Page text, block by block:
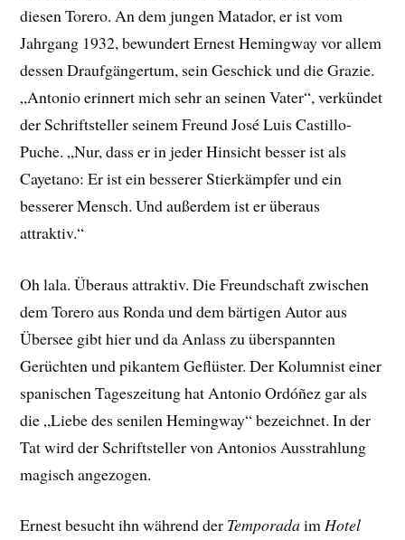
diesen Torero. An dem jungen Matador, er ist vom
Jahrgang 1932, bewundert Ernest Hemingway vor allem
dessen Draufgängertum, sein Geschick und die Grazie.
„Antonio erinnert mich sehr an seinen Vater“, verkündet
der Schriftsteller seinem Freund José Luis Castillo-
Puche. „Nur, dass er in jeder Hinsicht besser ist als
Cayetano: Er ist ein besserer Stierkämpfer und ein
besserer Mensch. Und außerdem ist er überaus
attraktiv.“
Oh lala. Überaus attraktiv. Die Freundschaft zwischen
dem Torero aus Ronda und dem bärtigen Autor aus
Übersee gibt hier und da Anlass zu überspannten
Gerüchten und pikantem Geflüster. Der Kolumnist einer
spanischen Tageszeitung hat Antonio Ordóñez gar als
die „Liebe des senilen Hemingway“ bezeichnet. In der
Tat wird der Schriftsteller von Antonios Ausstrahlung
magisch angezogen.
Ernest besucht ihn während der TemporadaimHotel